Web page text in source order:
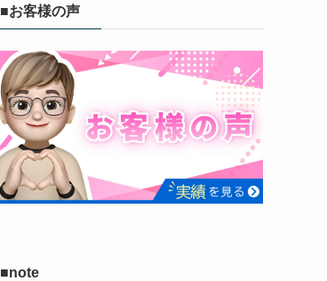
■お客様の声
■note